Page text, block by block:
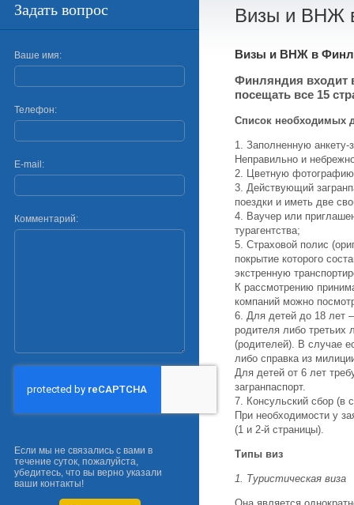
Визы и ВНЖ
Визы и ВНЖ в
Финляндия входит
посещать все 15
Cписок необходимых
1. Заполненную
Неправильно и
2. Цветную
3. Действующий
поездки и иметь две
4. Ваучер или
турагентства;
5. Страховой полис
покрытие которого
экстренную
К рассмотрению
компаний можно
6. Для детей до 18 лет
родителя либо третьих
(родителей). В случае
либо справка из
Для детей от 6 лет
загранпаспорт.
7. Консульский сбор (в
При необходимости у
(1 и 2-й страницы).
Типы виз
1. Туристическая виза
Задать вопрос
Ваше имя:
Телефон:
E-mail:
Комментарий:
Если мы не связались с вами в
течение суток, пожалуйста,
убедитесь, что вы верно указали
ваши контакты!